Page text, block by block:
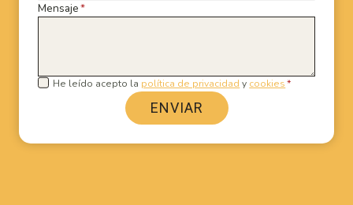
Mensaje*
He leído acepto la política de privacidad y cookies *
ENVIAR